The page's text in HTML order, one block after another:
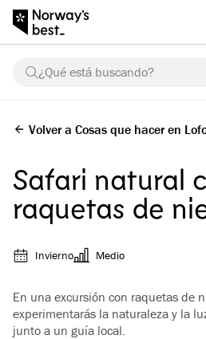
¿Qué está buscando?
Volver a Cosas que hacer en
Safari natural
raquetas de
Invierno Medio
En una excursión con raquetas de
experimentarás la naturaleza y la
junto a un guía local.